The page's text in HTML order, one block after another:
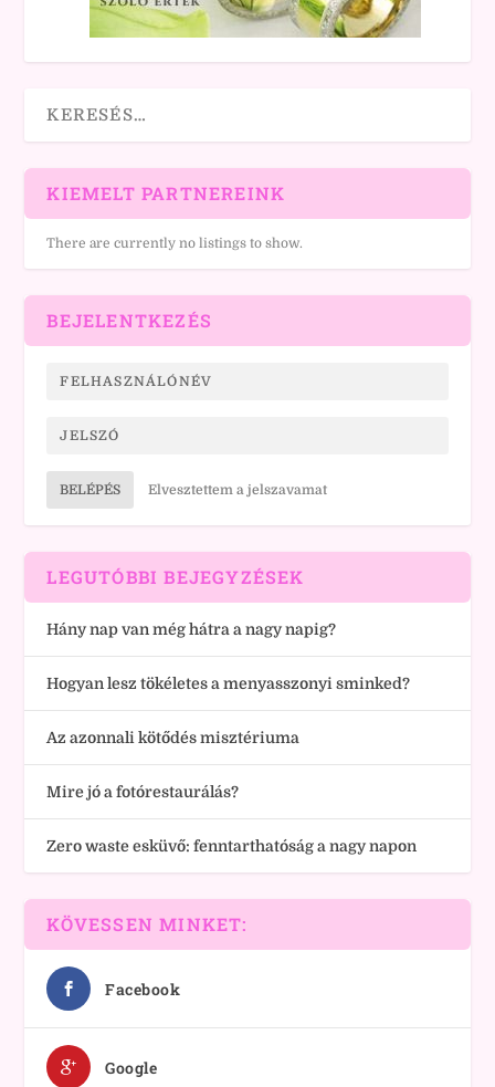
KIEMELT PARTNEREINK
There are currently no listings to show.
BEJELENTKEZÉS
BELÉPÉS Elvesztettem a jelszavamat
LEGUTÓBBI BEJEGYZÉSEK
Hány nap van még hátra a nagy napig?
Hogyan lesz tökéletes a menyasszonyi sminked?
Az azonnali kötődés misztériuma
Mire jó a fotórestaurálás?
Zero waste esküvő: fenntarthatóság a nagy napon
KÖVESSEN MINKET:
Facebook
Google